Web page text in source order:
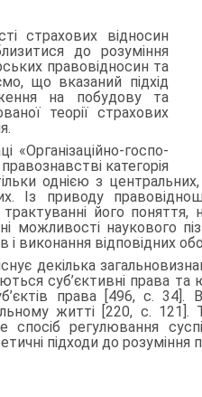
страхових відносин
до розуміння
правовідносин та
що вказаний підхід
на побудову та
теорії страхових
«Організаційно-госпо­
категорія
однією з
Із приводу
його
можливості наукового
і виконання відповідних
декілька
суб’єктивні права
права [496, с.
житті [220, с.
спосіб регулювання
підходи до розуміння